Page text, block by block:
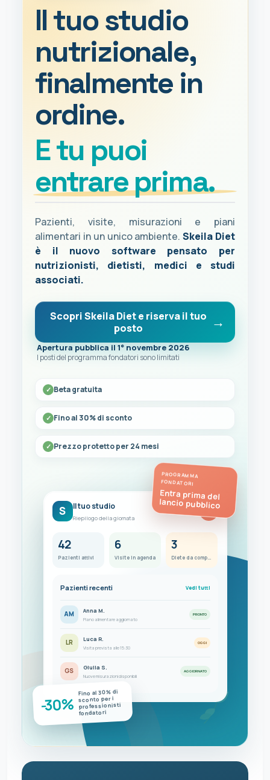
Il tuo studio
nutrizionale,
finalmente in
ordine.
E tu puoi
entrare prima.
Pazienti, visite, misurazioni e piani
alimentari in un unico ambiente.Skeila Diet
è il nuovo software pensato per
nutrizionisti, dietisti, medici e studi
associati.
Scopri Skeila Diet e riserva il tuo
posto
Apertura pubblica il 1° novembre 2026
I posti del programma fondatori sono limitati
Beta gratuita
Fino al 30% di sconto
Prezzo protetto per 24 mesi
PROGRAMMA
FONDATORI
Entra prima del
lancio pubblico
S Il tuo studio
Riepilogo della giornata
FC
42
Pazienti attivi
6
Visite in agenda
3
Pazienti recenti Vedi tutti
AM Anna M.
Piano alimentare aggiornato
PRONTO
LR Luca R.
Visita prevista alle 15:30
OGGI
GS Giulia S.
Nuove misurazioni disponibili
AGGIORNATO
-30%
Fino al 30% di
sconto per i
professionisti
fondatori